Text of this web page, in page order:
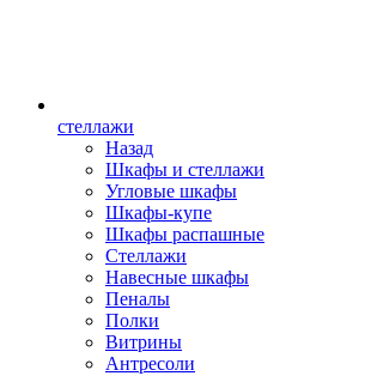
стеллажи
Назад
Шкафы и стеллажи
Угловые шкафы
Шкафы-купе
Шкафы распашные
Стеллажи
Навесные шкафы
Пеналы
Полки
Витрины
Антресоли